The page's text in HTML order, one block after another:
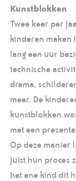
Kunstblokken
Twee keer per
kinderen maken
lang een uur
technische
drama,
meer. De
kunstblokken
met een
Op deze manier
juist hun proces
het ene kind dit